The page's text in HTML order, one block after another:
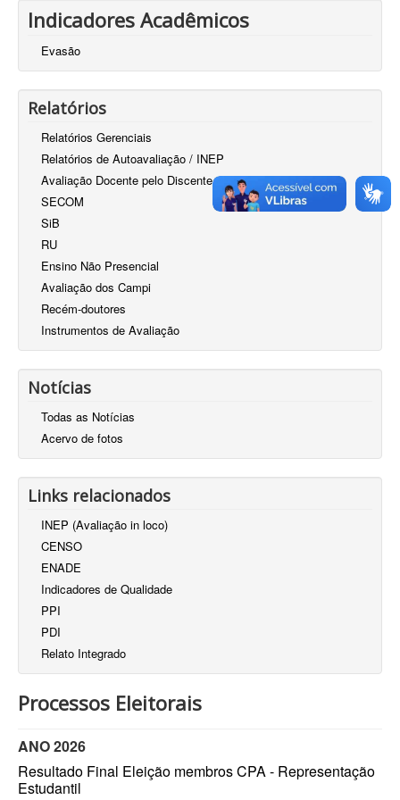
Indicadores Acadêmicos
Evasão
Relatórios
Relatórios Gerenciais
Relatórios de Autoavaliação / INEP
Avaliação Docente pelo Discente
SECOM
SiB
RU
Ensino Não Presencial
Avaliação dos Campi
Recém-doutores
Instrumentos de Avaliação
Notícias
Todas as Notícias
Acervo de fotos
Links relacionados
INEP (Avaliação in loco)
CENSO
ENADE
Indicadores de Qualidade
PPI
PDI
Relato Integrado
Processos Eleitorais
ANO 2026
Resultado Final Eleição membros CPA - Representação
Estudantil